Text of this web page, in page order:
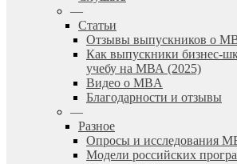
—
Статьи
Отзывы выпускников о
Как выпускники бизнес-
учебу на МВА (2025)
Видео о MBA
Благодарности и отзывы
—
Разное
Опросы и исследования
Модели российских